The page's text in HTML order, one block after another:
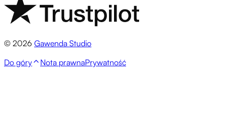
© 2026 Gawenda Studio
Do góry
Nota prawnaPrywatność